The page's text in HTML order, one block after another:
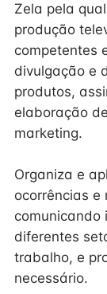
Zela pela
produção
competentes
divulgação e
produtos,
elaboração
marketing.
Organiza e
ocorrências e
comunicando
diferentes
trabalho, e
necessário.